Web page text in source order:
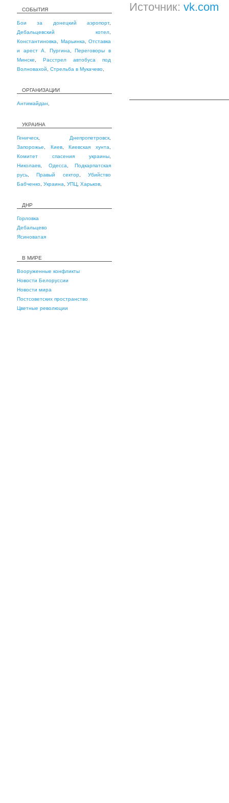
СОБЫТИЯ
Бои за донецкий аэропорт,
Дебальцевский котел
Константиновка
Марьинка
Отставка
и арест А. Пургина ,Переговоры в
Минске
Расстрел автобуса под
Волновахой
Стрельба в Мукачево
ОРГАНИЗАЦИИ
Антимайдан
УКРАИНА
Геническ Днепропетровск
Запорожье
Киев,Киевская хунта
Комитет спасения украины
Николаев
Одесса
Подкарпатская
русь ,Правый сектор,Убийство
Бабченко Украина УПЦ Харьков
ДНР
Горловка
Дебальцево
Ясиноватая
В МИРЕ
Вооруженные конфликты
Новости Белоруссии
Новости мира
Постсоветских пространство
Цветные революции
Источник: vk.com